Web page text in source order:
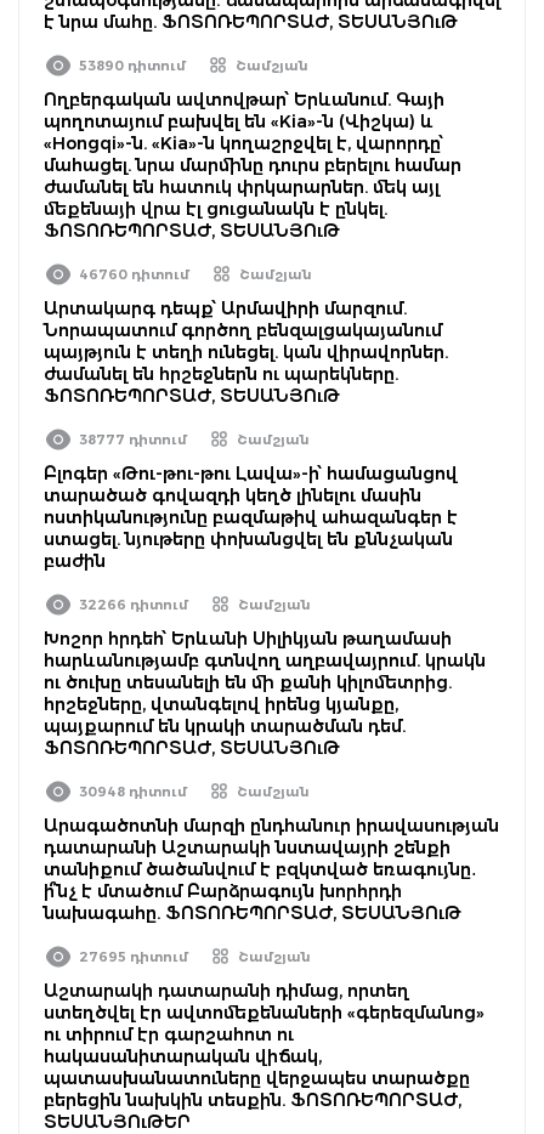
է նրա մահը. ՖՈՏՈՌԵՊՈՐՏԱԺ, ՏԵՍԱՆՅՈւԹ
53890 դիտում Շամշյան
Ողբերգական ավտովթար՝ Երևանում. Գայի
պողոտայում բախվել են «Kia»-ն (Վիշկա) և
«Hongqi»-ն. «Kia»-ն կողաշրջվել է, վարորդը՝
մահացել. նրա մարմինը դուրս բերելու համար
ժամանել են հատուկ փրկարարներ. մեկ այլ
մեքենայի վրա էլ ցուցանակն է ընկել.
ՖՈՏՈՌԵՊՈՐՏԱԺ, ՏԵՍԱՆՅՈւԹ
46760 դիտում Շամշյան
Արտակարգ դեպք՝ Արմավիրի մարզում.
Նորապատում գործող բենզալցակայանում
պայթյուն է տեղի ունեցել. կան վիրավորներ.
ժամանել են հրշեջներն ու պարեկները.
ՖՈՏՈՌԵՊՈՐՏԱԺ, ՏԵՍԱՆՅՈւԹ
38777 դիտում Շամշյան
Բլոգեր «Թու-թու-թու Լավա»-ի՝ համացանցով
տարածած գովազդի կեղծ լինելու մասին
ոստիկանությունը բազմաթիվ ահազանգեր է
ստացել. նյութերը փոխանցվել են քննչական
բաժին
32266 դիտում Շամշյան
Խոշոր հրդեհ՝ Երևանի Սիլիկյան թաղամասի
հարևանությամբ գտնվող աղբավայրում. կրակն
ու ծուխը տեսանելի են մի քանի կիլոմետրից.
հրշեջները, վտանգելով իրենց կյանքը,
պայքարում են կրակի տարածման դեմ.
ՖՈՏՈՌԵՊՈՐՏԱԺ, ՏԵՍԱՆՅՈւԹ
30948 դիտում Շամշյան
Արագածոտնի մարզի ընդհանուր իրավասության
դատարանի Աշտարակի նստավայրի շենքի
տանիքում ծածանվում է բզկտված եռագույնը․
ի՞նչ է մտածում Բարձրագույն խորհրդի
նախագահը. ՖՈՏՈՌԵՊՈՐՏԱԺ, ՏԵՍԱՆՅՈւԹ
27695 դիտում Շամշյան
Աշտարակի դատարանի դիմաց, որտեղ
ստեղծվել էր ավտոմեքենաների «գերեզմանոց»
ու տիրում էր գարշահոտ ու
հակասանիտարական վիճակ,
պատասխանատուները վերջապես տարածքը
բերեցին նախկին տեսքին. ՖՈՏՈՌԵՊՈՐՏԱԺ,
ՏԵՍԱՆՅՈւԹԵՐ